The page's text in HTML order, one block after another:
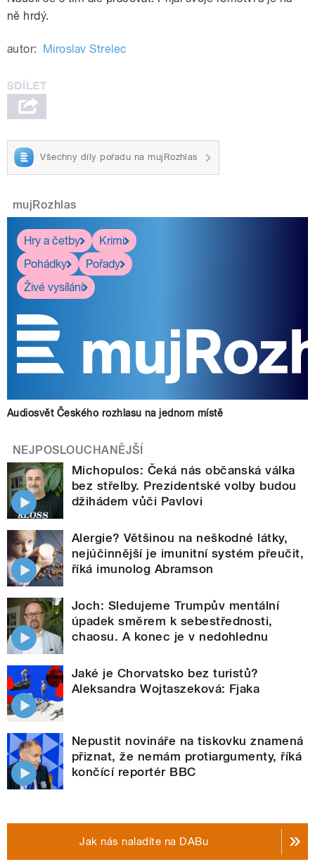
ně hrdý.
autor: Miroslav Strelec
Všechny díly pořadu na mujRozhlas
mujRozhlas
Hry a četby
Krimi
Pohádky
Pořady
Živé vysílání
Audiosvět Českého rozhlasu na jednom místě
NEJPOSLOUCHANĚJŠÍ
Michopulos: Čeká nás občanská válka
bez střelby. Prezidentské volby budou
džihádem vůči Pavlovi
Alergie? Většinou na neškodné látky,
nejúčinnější je imunitní systém přeučit,
říká imunolog Abramson
Joch: Sledujeme Trumpův mentální
úpadek směrem k sebestřednosti,
chaosu. A konec je v nedohlednu
Jaké je Chorvatsko bez turistů?
Aleksandra Wojtaszeková: Fjaka
Nepustit novináře na tiskovku znamená
přiznat, že nemám protiargumenty, říká
končící reportér BBC
Jak nás naladíte na DABu